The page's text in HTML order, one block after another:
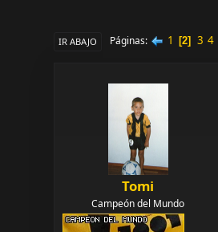
IR ABAJO Páginas 1 2 3 4
Tomi
Campeón del Mundo